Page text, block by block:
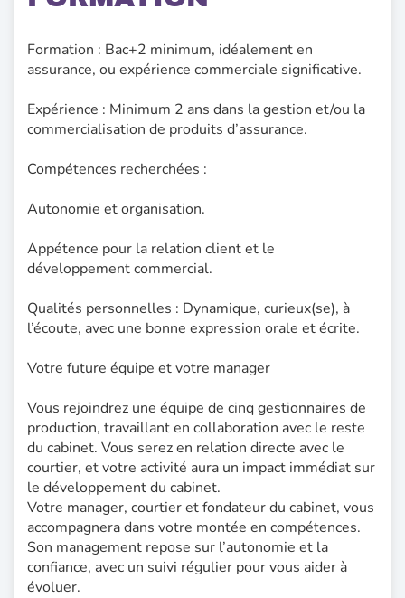
Formation : Bac+2 minimum, idéalement en
assurance, ou expérience commerciale significative.
Expérience : Minimum 2 ans dans la gestion et/ou la
commercialisation de produits d’assurance.
Compétences recherchées :
Autonomie et organisation.
Appétence pour la relation client et le
développement commercial.
Qualités personnelles : Dynamique, curieux(se), à
l’écoute, avec une bonne expression orale et écrite.
Votre future équipe et votre manager
Vous rejoindrez une équipe de cinq gestionnaires de
production, travaillant en collaboration avec le reste
du cabinet. Vous serez en relation directe avec le
courtier, et votre activité aura un impact immédiat sur
le développement du cabinet.
Votre manager, courtier et fondateur du cabinet, vous
accompagnera dans votre montée en compétences.
Son management repose sur l’autonomie et la
confiance, avec un suivi régulier pour vous aider à
évoluer.